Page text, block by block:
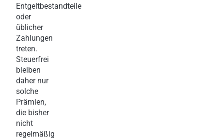
Entgeltbestandteile
oder
üblicher
Zahlungen
treten.
Steuerfrei
bleiben
daher nur
solche
Prämien,
die bisher
nicht
regelmäßig